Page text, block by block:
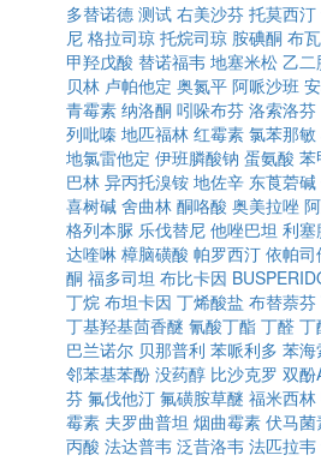
多替诺德 测试 右美沙芬 托莫西汀
尼 格拉司琼 托烷司琼 胺碘酮 布
甲羟戊酸 替诺福韦 地塞米松 乙二
贝林 卢帕他定 奥氮平 阿哌沙班
青霉素 纳洛酮 吲哚布芬 洛索洛芬
列吡嗪 地匹福林 红霉素 氯苯那敏
地氯雷他定 伊班膦酸钠 蛋氨酸 苯
巴林 异丙托溴铵 地佐辛 东莨菪碱
喜树碱 舍曲林 酮咯酸 奥美拉唑
格列本脲 乐伐替尼 他唑巴坦 利塞
达喹啉 樟脑磺酸 帕罗西汀 依帕司
酮 福多司坦 布比卡因
丁烷 布坦卡因 丁烯酸盐 布替萘芬
丁基羟基茴香醚 氰酸丁酯 丁醛 丁
巴兰诺尔 贝那普利 苯哌利多 苯海
邻苯基苯酚 没药醇 比沙克罗 双酚
芬 氟伐他汀 氟磺胺草醚 福米西林
霉素 夫罗曲普坦 烟曲霉素 伏马菌
丙酸 法达普韦 泛昔洛韦 法匹拉韦